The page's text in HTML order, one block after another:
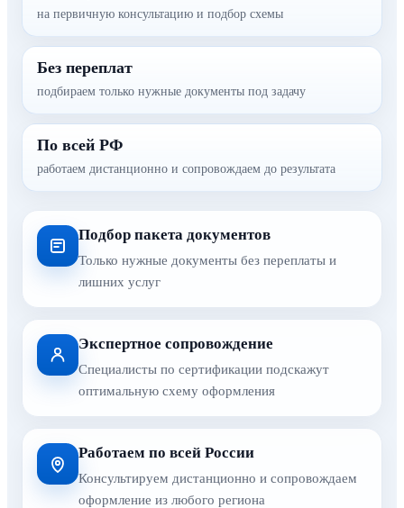
на первичную консультацию и подбор схемы
Без переплат
подбираем только нужные документы под задачу
По всей РФ
работаем дистанционно и сопровождаем до результата
Подбор пакета документов
Только нужные документы без переплаты и
лишних услуг
Экспертное сопровождение
Специалисты по сертификации подскажут
оптимальную схему оформления
Работаем по всей России
Консультируем дистанционно и сопровождаем
оформление из любого региона